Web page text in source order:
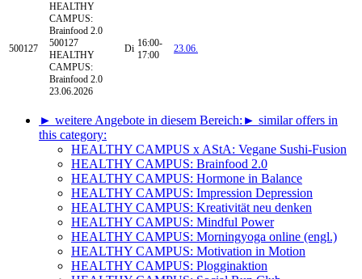
500127
HEALTHY
CAMPUS:
Brainfood 2.0
500127
HEALTHY
CAMPUS:
Brainfood 2.0
23.06.2026
Di 16:00-
17:00
23.06.
► weitere Angebote in diesem Bereich: ► similar offers in
this category:
HEALTHY CAMPUS x AStA: Vegane Sushi-Fusion
HEALTHY CAMPUS: Brainfood 2.0
HEALTHY CAMPUS: Hormone in Balance
HEALTHY CAMPUS: Impression Depression
HEALTHY CAMPUS: Kreativität neu denken
HEALTHY CAMPUS: Mindful Power
HEALTHY CAMPUS: Morningyoga online (engl.)
HEALTHY CAMPUS: Motivation in Motion
HEALTHY CAMPUS: Plogginaktion